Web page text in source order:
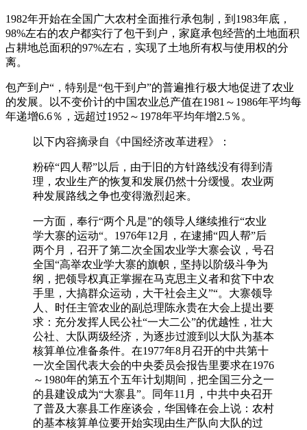
1982年开始在全国广大农村全面推行承包制，到1983年底，
98%左右的农户都实行了包干到户，家庭承包经营的土地面积
占耕地总面积的97%左右，实现了土地所有权与使用权的分
离。
包产到户“，特别是“包干到户”的普遍推行极大地促进了农业
的发展。以不变价计的中国农业总产值在1981～1986年平均每
年递增6.6％，远超过1952～1978年平均年增2.5％。
以下内容摘录自《中国经济改革进程》：
粉碎“四人帮”以后，由于旧的方针路线没有得到清
理，农业生产的恢复和发展仍然十分缓慢。农业两
种发展路线之争也变得激烈起来。
一方面，奉行“两个凡是”的领导人继续推行“农业
学大寨的运动“。1976年12月，在逮捕“四人帮”后
两个月，召开了第二次全国农业学大寨会议，号召
全国“高举农业学大寨的旗帜，坚持以阶级斗争为
纲，把领导权真正掌握在马克思主义者和贫下中农
手里，大搞群众运动，大干社会主义”“。大寨领导
人、时任主管农业的副总理陈永贵在大会上提出要
求：充分发挥人民公社“一大二公”的优越性，壮大
公社、大队两级经济，为逐步过渡到以大队为基本
核算单位准备条件。在1977年8月召开的中共第十
一次全国代表大会的中央委员会报告里要求在1976
～1980年的第五个五年计划期间，把全国三分之一
的县建设成为“大寨县”。同年11月，中共中央召开
了普及大寨县工作座谈会，华国锋在会上说：农村
的基本核算单位要开始实现由生产队向大队的过